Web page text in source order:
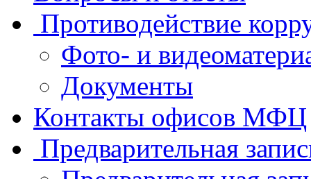
Противодействие
Фото- и
Документы
Контакты офисов МФЦ
Предварительная